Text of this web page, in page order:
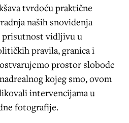
tvrdoću praktične
naših snoviđenja
prisutnost vidljivu u
pravila, granica i
prostor slobode
kojeg smo, ovom
intervencijama u
fotografije.